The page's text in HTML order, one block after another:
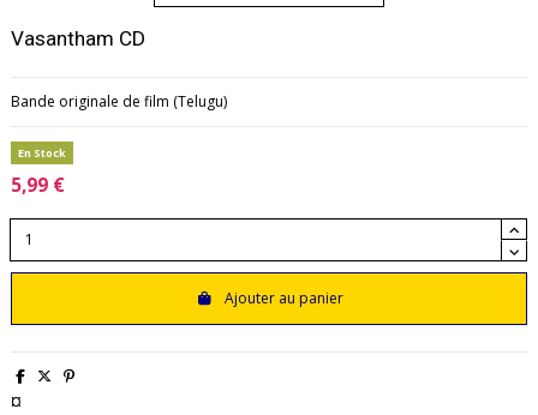
Vasantham CD
Bande originale de film (Telugu)
En Stock
5,99 €
Ajouter au panier
¤